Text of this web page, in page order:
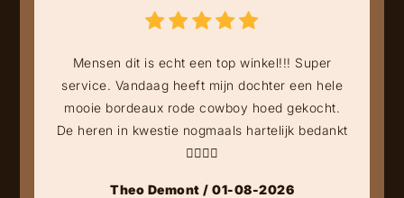
Mensen dit is echt een top winkel!!! Super
service. Vandaag heeft mijn dochter een hele
mooie bordeaux rode cowboy hoed gekocht.
De heren in kwestie nogmaals hartelijk bedankt
👍🏻👍🏻
Theo Demont / 01-08-2026